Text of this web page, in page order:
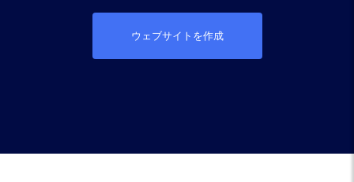
ウェブサイトを作成